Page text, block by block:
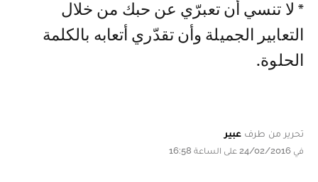
* لا تنسي أن تعبرّي عن حبك من خلال
التعابير الجميلة وأن تقدّري أتعابه بالكلمة
الحلوة.
تحرير من طرف عبير
في 24/02/2016 على الساعة 16:58